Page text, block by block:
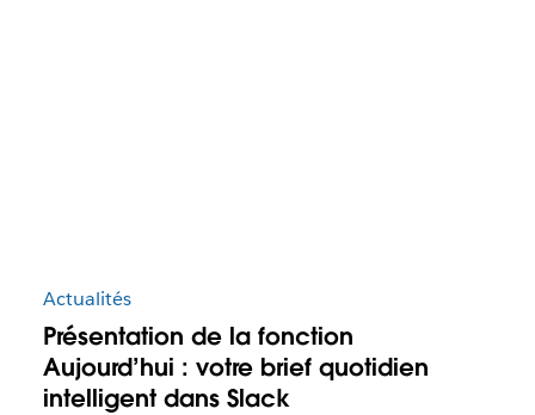
Actualités
Présentation de la fonction
Aujourd’hui : votre brief quotidien
intelligent dans Slack